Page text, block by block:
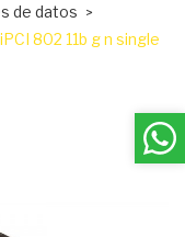
de datos
802 11b g n single